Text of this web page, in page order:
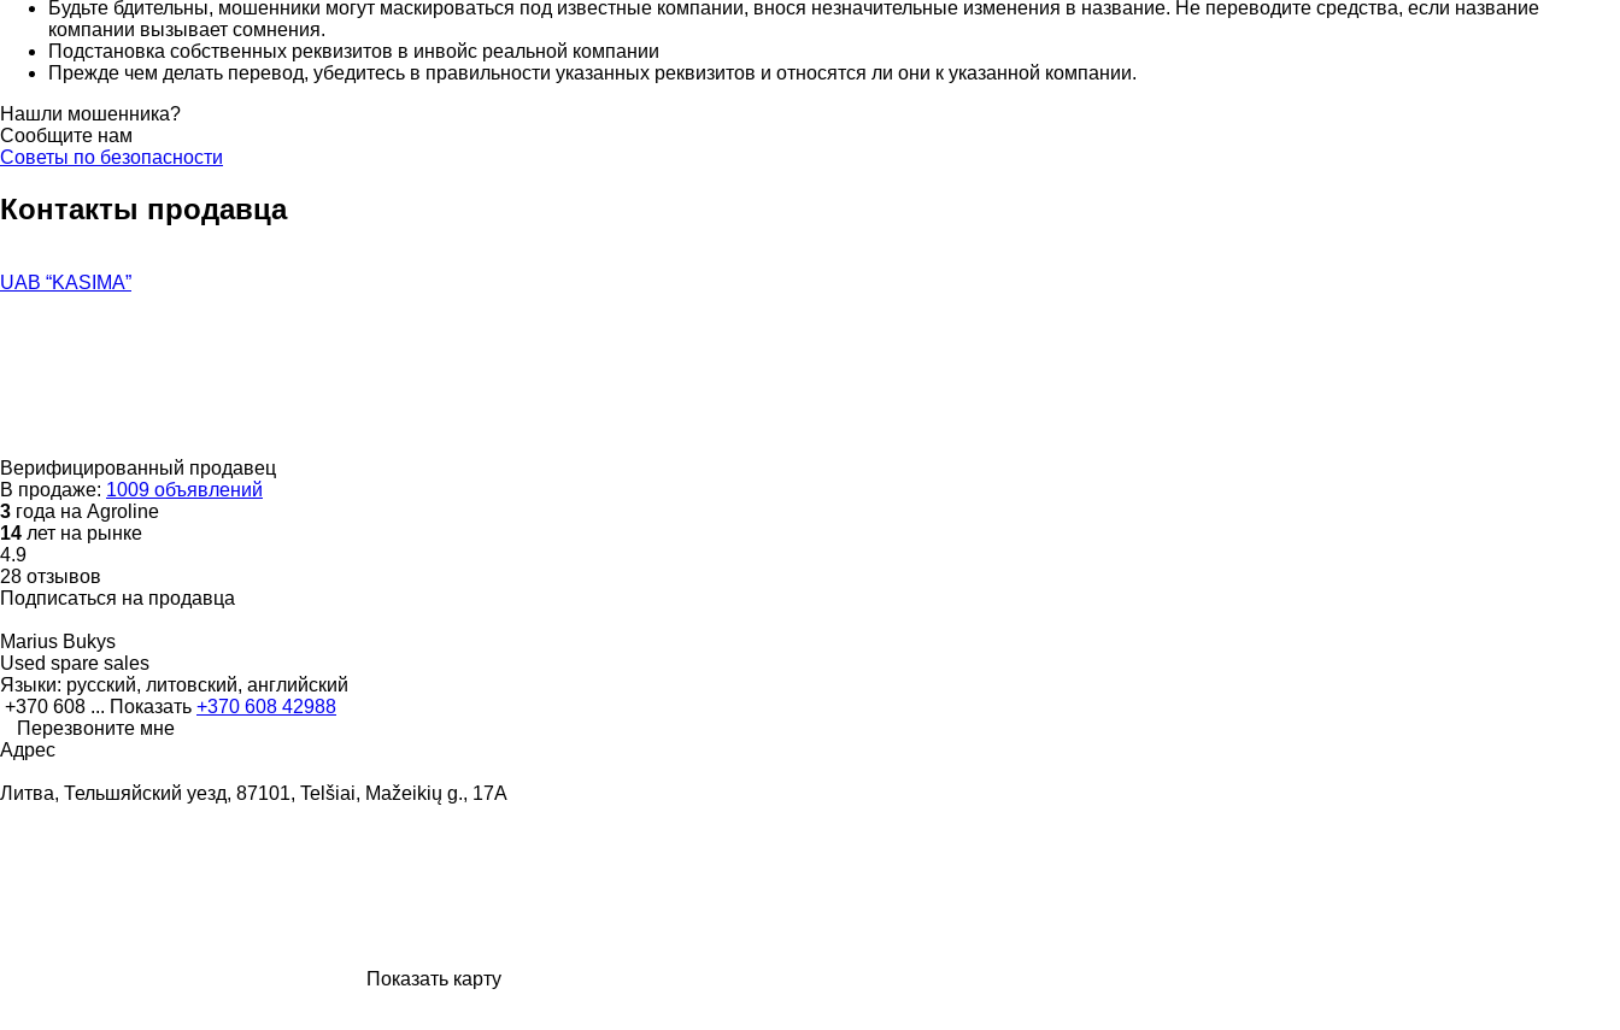
Будьте бдительны, мошенники могут маскироваться под известные компании, внося незначительные изменения в название. Не переводите средства, если название
компании вызывает сомнения.
Подстановка собственных реквизитов в инвойс реальной компании
Прежде чем делать перевод, убедитесь в правильности указанных реквизитов и относятся ли они к указанной компании.
Нашли мошенника?
Сообщите нам
Советы по безопасности
Контакты продавца
UAB “KASIMA”
Верифицированный продавец
В продаже: 1009 объявлений
3 года на Agroline
14 лет на рынке
4.9
28 отзывов
Подписаться на продавца
Marius Bukys
Used spare sales
Языки: русский, литовский, английский
+370 608 ... Показать +370 608 42988
Перезвоните мне
Адрес
Литва, Тельшяйский уезд, 87101, Telšiai, Mažeikių g., 17A
Показать карту